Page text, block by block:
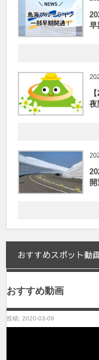
早
夜
おすすめスポット動
おすすめ動画
投稿: 2020-03-09